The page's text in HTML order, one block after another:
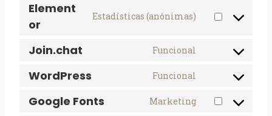
Element
or
Estadísticas (anónimas)
Join.chat Funcional
WordPress Funcional
Google Fonts Marketing